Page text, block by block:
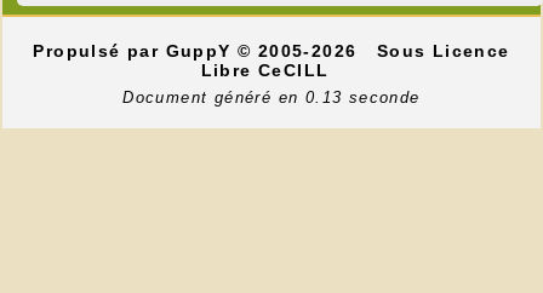
Propulsé par GuppY© 2005-2026
Sous Licence
Libre CeCILL
Document généré en 0.13 seconde